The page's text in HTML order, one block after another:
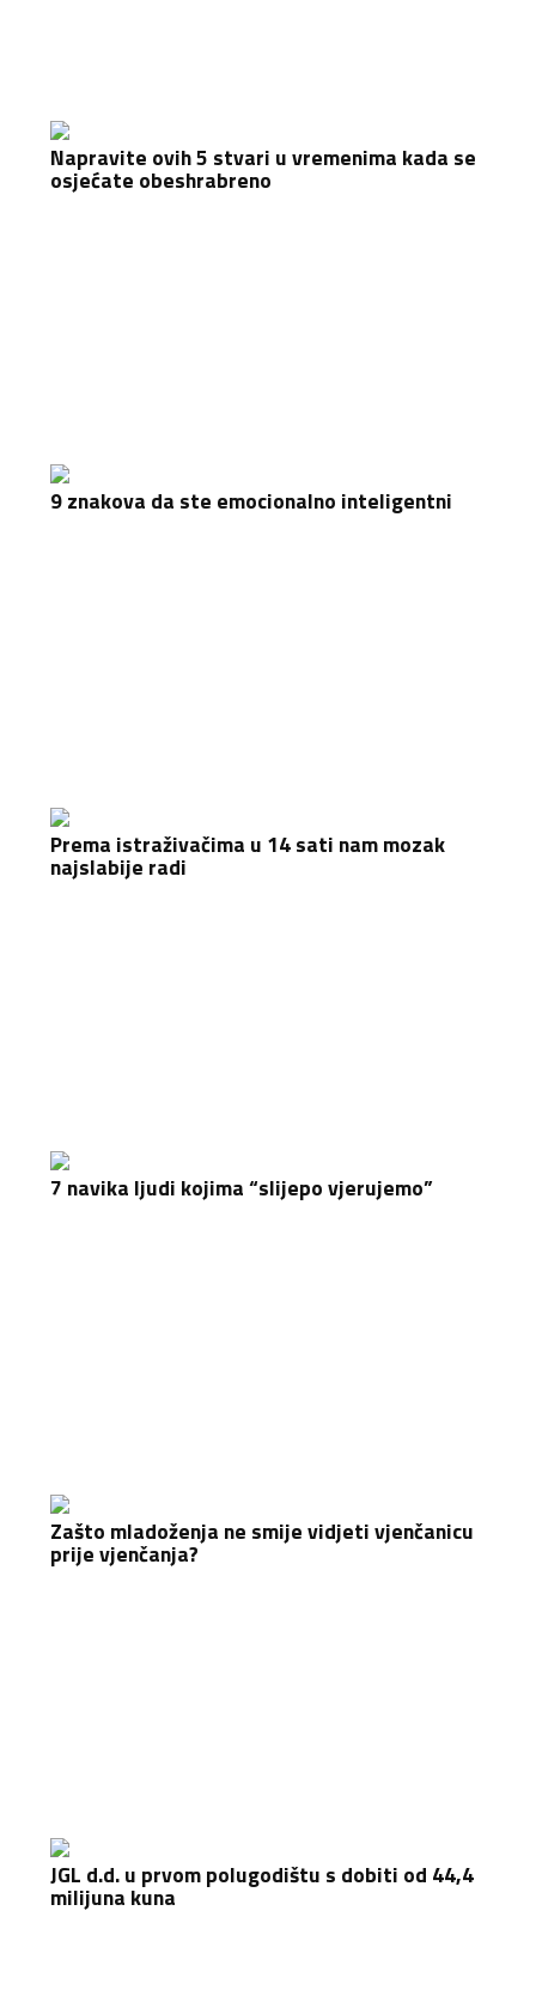
Napravite ovih 5 stvari u vremenima kada se
osjećate obeshrabreno
9 znakova da ste emocionalno inteligentni
Prema istraživačima u 14 sati nam mozak
najslabije radi
7 navika ljudi kojima “slijepo vjerujemo”
Zašto mladoženja ne smije vidjeti vjenčanicu
prije vjenčanja?
JGL d.d. u prvom polugodištu s dobiti od 44,4
milijuna kuna